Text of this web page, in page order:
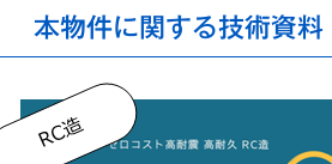
本物件に関する技術資料